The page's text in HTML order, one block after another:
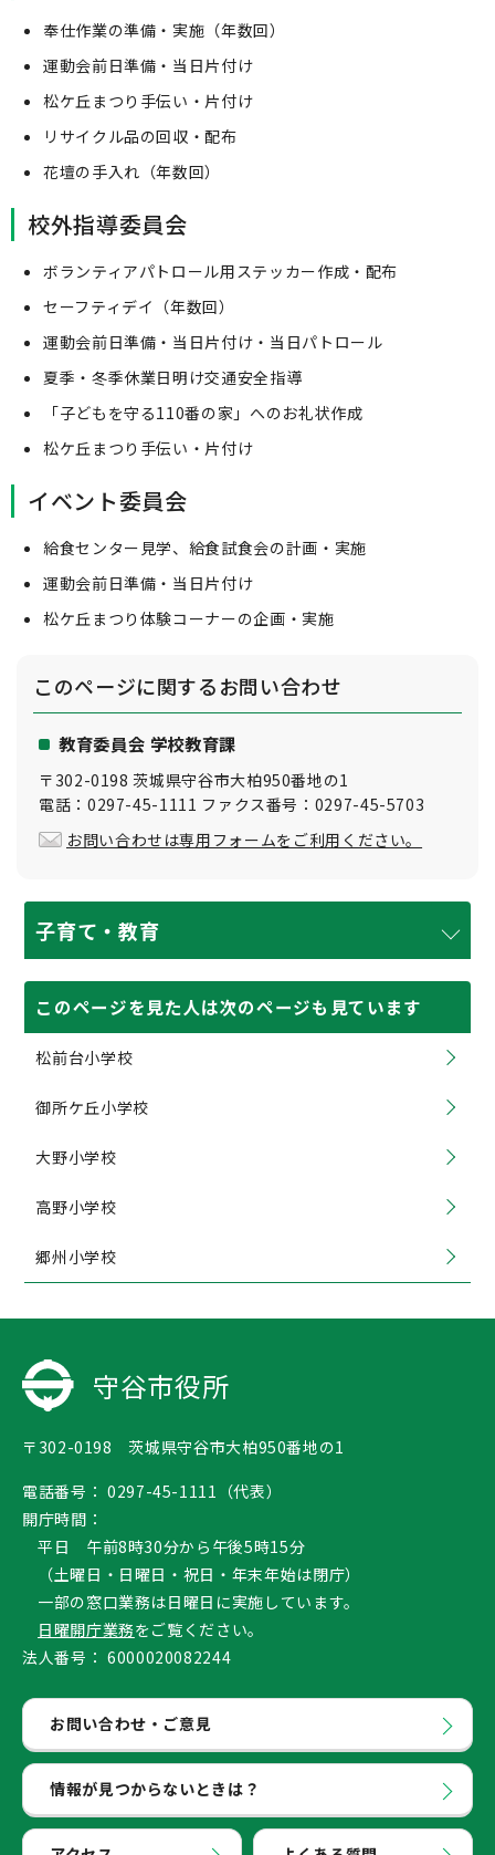
奉仕作業の準備・実施（年数回）
運動会前日準備・当日片付け
松ケ丘まつり手伝い・片付け
リサイクル品の回収・配布
花壇の手入れ（年数回）
校外指導委員会
ボランティアパトロール用ステッカー作成・配布
セーフティデイ（年数回）
運動会前日準備・当日片付け・当日パトロール
夏季・冬季休業日明け交通安全指導
「子どもを守る110番の家」へのお礼状作成
松ケ丘まつり手伝い・片付け
イベント委員会
給食センター見学、給食試食会の計画・実施
運動会前日準備・当日片付け
松ケ丘まつり体験コーナーの企画・実施
このページに関するお問い合わせ
教育委員会 学校教育課
〒302-0198 茨城県守谷市大柏950番地の1
電話：0297-45-1111 ファクス番号：0297-45-5703
お問い合わせは専用フォームをご利用ください。
子育て・教育
このページを見た人は次のページも見ています
松前台小学校
御所ケ丘小学校
大野小学校
高野小学校
郷州小学校
守谷市役所
〒302-0198 茨城県守谷市大柏950番地の1
電話番号： 0297-45-1111（代表）
開庁時間：
平日 午前8時30分から午後5時15分
（土曜日・日曜日・祝日・年末年始は閉庁）
一部の窓口業務は日曜日に実施しています。
日曜開庁業務をご覧ください。
法人番号： 6000020082244
お問い合わせ・ご意見
情報が見つからないときは？